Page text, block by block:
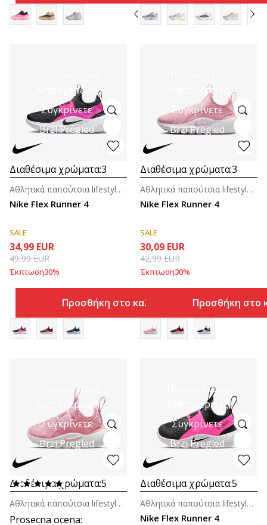
λεπτομέρειες
Συγκρίνετε
Brzi Pregled
Διαθέσιμα χρώματα:3
Nike Flex Runner 4
Αθλητικά παπούτσια lifestyle unisex για μεγάλα παιδιά
SALE
34,99 EUR
49,99EUR
Έκπτωση30%
Προσθήκη στο καλάθι
λεπτομέρειες
Συγκρίνετε
Brzi Pregled
Διαθέσιμα χρώματα:3
Nike Flex Runner 4
Αθλητικά παπούτσια lifestyle για κορίτσια (4-7ε.)
SALE
30,09 EUR
42,99EUR
Έκπτωση30%
Προσθήκη στο
Περισσότερες
λεπτομέρειες
Συγκρίνετε
Brzi Pregled
Διαθέσιμα χρώματα:5
Prosecna ocena:
Αθλητικά παπούτσια lifestyle για βρέφη
Περισσότερες
λεπτομέρειες
Συγκρίνετε
Brzi Pregled
Διαθέσιμα χρώματα:5
Nike Flex Runner 4
Αθλητικά παπούτσια lifestyle για βρέφη